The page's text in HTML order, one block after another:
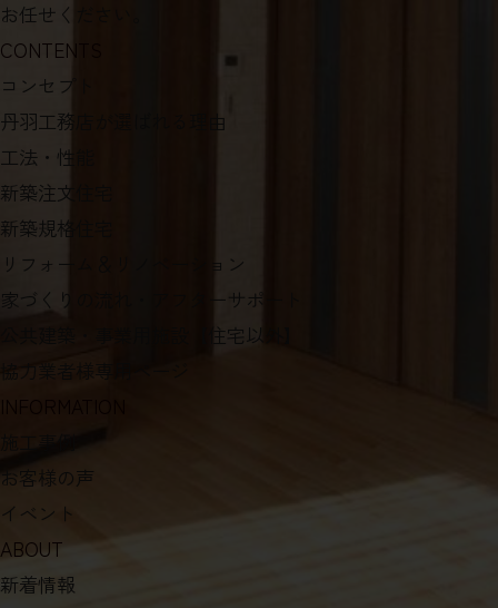
お任せください。
CONTENTS
コンセプト
丹羽工務店が選ばれる理由
工法・性能
新築注文住宅
新築規格住宅
リフォーム＆リノベーション
家づくりの流れ・アフターサポート
公共建築・事業用施設【住宅以外】
協力業者様専用ページ
お客様の声
イベント
ABOUT
新着情報